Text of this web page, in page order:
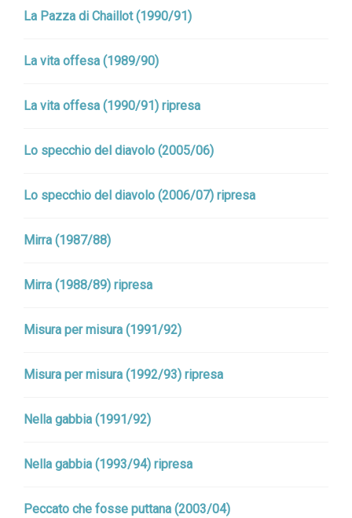
La Pazza di Chaillot (1990/91)
La vita offesa (1989/90)
La vita offesa (1990/91) ripresa
Lo specchio del diavolo (2005/06)
Lo specchio del diavolo (2006/07) ripresa
Mirra (1987/88)
Mirra (1988/89) ripresa
Misura per misura (1991/92)
Misura per misura (1992/93) ripresa
Nella gabbia (1991/92)
Nella gabbia (1993/94) ripresa
Peccato che fosse puttana (2003/04)